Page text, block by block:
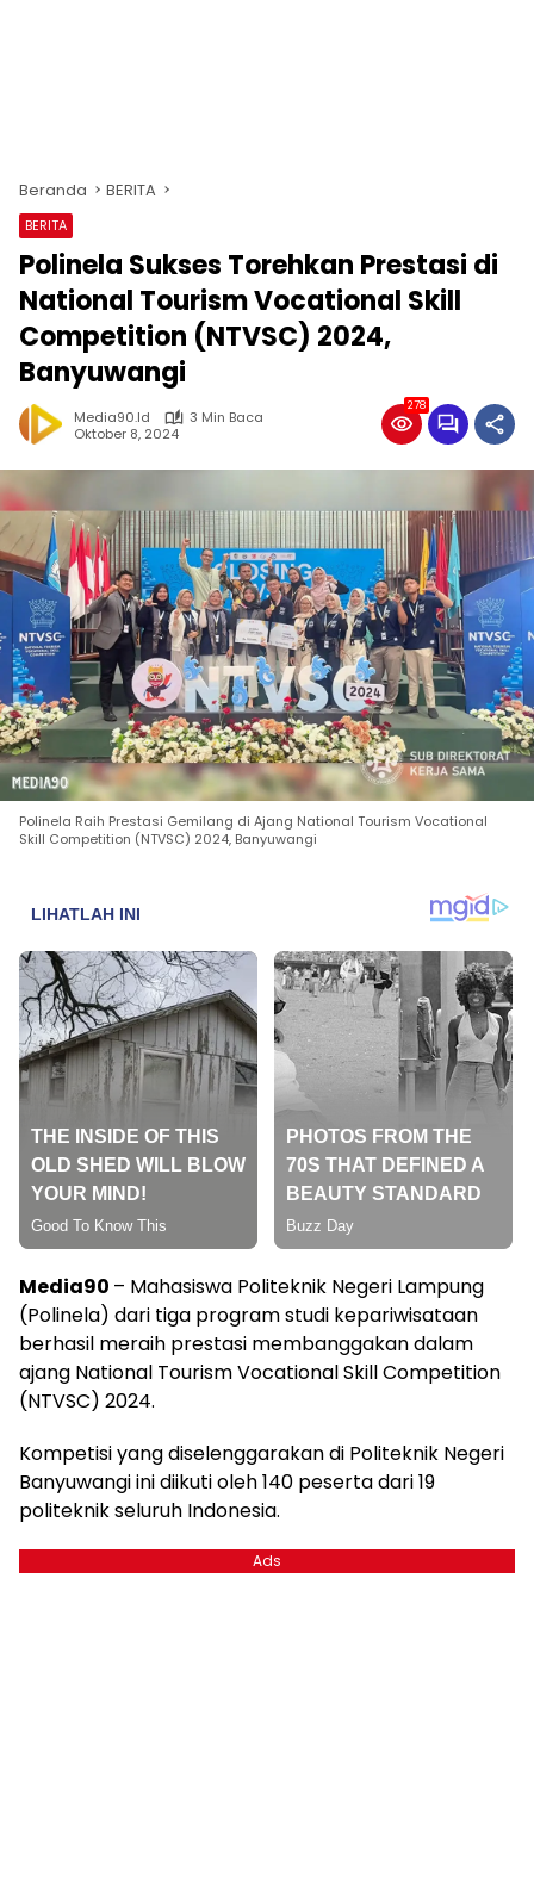
Beranda BERITA
BERITA
Polinela Sukses Torehkan Prestasi di
National Tourism Vocational Skill
Competition (NTVSC) 2024,
Banyuwangi
Media90.id
3 Min Baca
Oktober 8, 2024
278
Polinela Raih Prestasi Gemilang di Ajang National Tourism Vocational
Skill Competition (NTVSC) 2024, Banyuwangi
Media90 – Mahasiswa Politeknik Negeri Lampung
(Polinela) dari tiga program studi kepariwisataan
berhasil meraih prestasi membanggakan dalam
ajang National Tourism Vocational Skill Competition
(NTVSC) 2024.
Kompetisi yang diselenggarakan di Politeknik Negeri
Banyuwangi ini diikuti oleh 140 peserta dari 19
politeknik seluruh Indonesia.
Ads